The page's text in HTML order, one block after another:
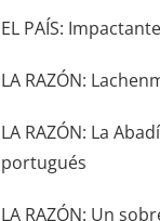
EL PAÍS:
LA RAZÓN:
LA RAZÓN: La
portugués
LA RAZÓN: Un